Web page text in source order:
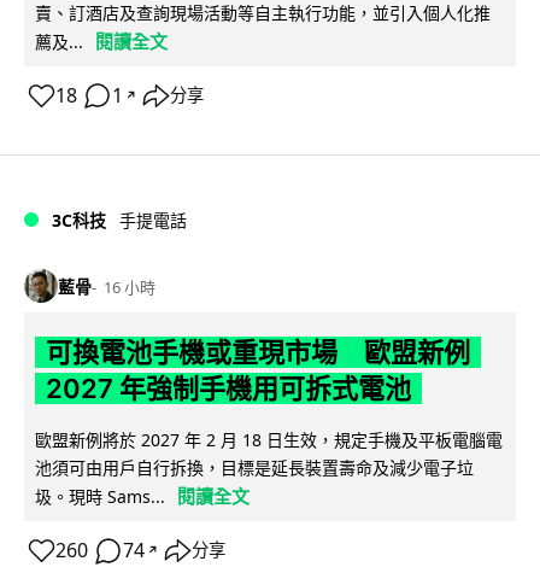
賣、訂酒店及查詢現場活動等自主執行功能，並引入個人化推
薦及...
閱讀全文
18 1 ↗ 分享
3C科技 手提電話
藍骨 16 小時
可換電池手機或重現市場 歐盟新例
2027 年強制手機用可拆式電池
歐盟新例將於 2027 年 2 月 18 日生效，規定手機及平板電腦電
池須可由用戶自行拆換，目標是延長裝置壽命及減少電子垃
圾。現時 Sams...
閱讀全文
260 74 ↗ 分享